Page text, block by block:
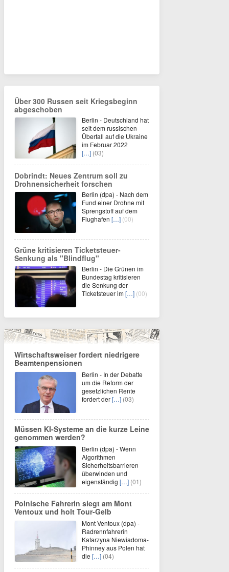
Über 300 Russen seit Kriegsbeginn
abgeschoben
Berlin - Deutschland hat
seit dem russischen
Überfall auf die Ukraine
im Februar 2022
[…] (03)
Dobrindt: Neues Zentrum soll zu
Drohnensicherheit forschen
Berlin (dpa) - Nach dem
Fund einer Drohne mit
Sprengstoff auf dem
Flughafen […] (00)
Grüne kritisieren Ticketsteuer-
Senkung als "Blindflug"
Berlin - Die Grünen im
Bundestag kritisieren
die Senkung der
Ticketsteuer im[…] (00)
Wirtschaftsweiser fordert niedrigere
Beamtenpensionen
Berlin - In der Debatte
um die Reform der
gesetzlichen Rente
fordert der[…] (03)
Müssen KI-Systeme an die kurze Leine
genommen werden?
Berlin (dpa) - Wenn
Algorithmen
Sicherheitsbarrieren
überwinden und
eigenständig […] (01)
Polnische Fahrerin siegt am Mont
Ventoux und holt Tour-Gelb
Mont Ventoux (dpa) -
Radrennfahrerin
Katarzyna Niewiadoma-
Phinney aus Polen hat
die […] (04)